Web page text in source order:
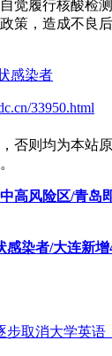
觉履行核酸检
策，造成不良
感染者
33950.html
否则均为本站
高风险区/青岛
感染者/大连新